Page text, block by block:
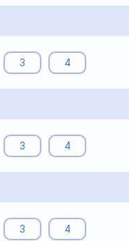
3 4
3 4
3 4